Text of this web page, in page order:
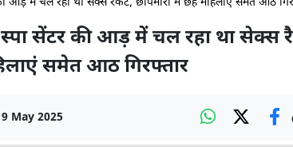
सेंटर की आड़ में चल रहा था सेक्स
समेत आठ गिरफ्तार
May 2025